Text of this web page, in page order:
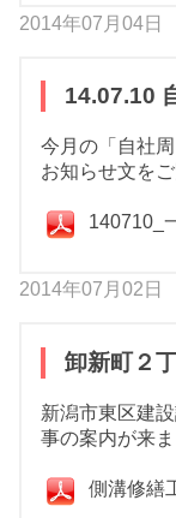
2014年07月04日
14.07.10
今月の「自社
お知らせ文をご
140710_
2014年07月02日
卸新町２
新潟市東区建
事の案内が来
側溝修繕